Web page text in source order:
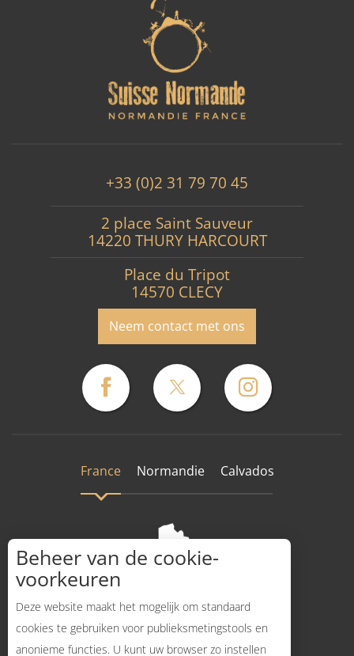
+33 (0)2 31 79 70 45
2 place Saint Sauveur
14220 THURY HARCOURT
Place du Tripot
14570 CLECY
Neem contact met ons
France Normandie Calvados
Beheer van de cookie-
voorkeuren
Deze website maakt het mogelijk om standaard
cookies te gebruiken voor publieksmetingstools en
anonieme functies. U kunt uw browser zo instellen